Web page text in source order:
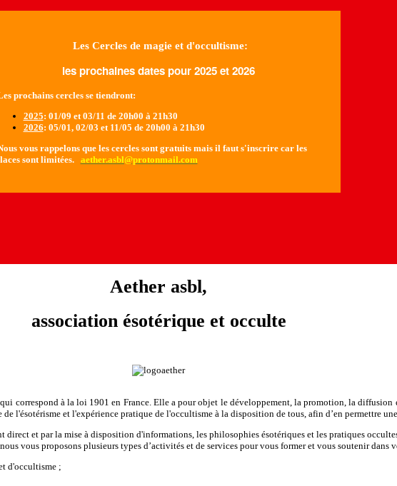
Les Cercles de magie et d'occultisme:
les prochaines dates pour 2025 et 2026
prochains cercles se tiendront:
2025: 01/09 et 03/11 de 20h00 à 21h30
2026: 05/01, 02/03 et 11/05 de 20h00 à 21h30
vous rappelons que les cercles sont gratuits mais il faut s'inscrire car les
sont limitées.
aether.asbl@protonmail.com
Aether asbl,
association ésotérique et occulte
correspond à la loi 1901 en France. Elle a pour objet le développement, la promotion, la diffusion
l'ésotérisme et l'expérience pratique de l'occultisme à la disposition de tous, afin d’en permettre
et par la mise à disposition d'informations, les philosophies ésotériques et les pratiques
vous proposons plusieurs types d’activités et de services pour vous former et vous soutenir dans
d'occultisme ;